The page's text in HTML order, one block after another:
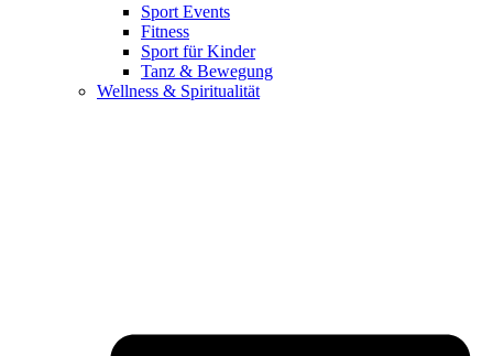
Sport Events
Fitness
Sport für Kinder
Tanz & Bewegung
Wellness & Spiritualität